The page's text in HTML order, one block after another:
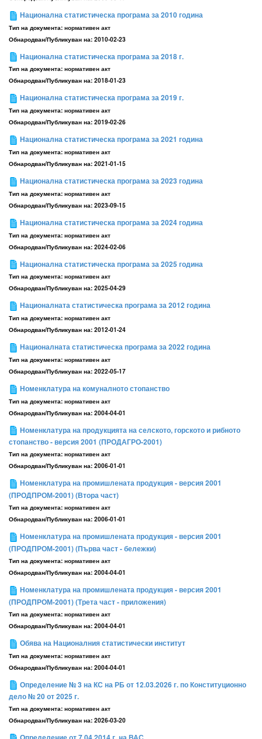
Национална статистическа програма за 2010 година
Тип на документа: нормативен акт
Обнародван/Публикуван на: 2010-02-23
Национална статистическа програма за 2018 г.
Тип на документа: нормативен акт
Обнародван/Публикуван на: 2018-01-23
Национална статистическа програма за 2019 г.
Тип на документа: нормативен акт
Обнародван/Публикуван на: 2019-02-26
Национална статистическа програма за 2021 година
Тип на документа: нормативен акт
Обнародван/Публикуван на: 2021-01-15
Национална статистическа програма за 2023 година
Тип на документа: нормативен акт
Обнародван/Публикуван на: 2023-09-15
Национална статистическа програма за 2024 година
Тип на документа: нормативен акт
Обнародван/Публикуван на: 2024-02-06
Национална статистическа програма за 2025 година
Тип на документа: нормативен акт
Обнародван/Публикуван на: 2025-04-29
Националната статистическа програма за 2012 година
Тип на документа: нормативен акт
Обнародван/Публикуван на: 2012-01-24
Националната статистическа програма за 2022 година
Тип на документа: нормативен акт
Обнародван/Публикуван на: 2022-05-17
Номенклатура на комуналното стопанство
Тип на документа: нормативен акт
Обнародван/Публикуван на: 2004-04-01
Номенклатура на продукцията на селското, горското и рибното
стопанство - версия 2001 (ПРОДАГРО-2001)
Тип на документа: нормативен акт
Обнародван/Публикуван на: 2006-01-01
Номенклатура на промишлената продукция - версия 2001
(ПРОДПРОМ-2001) (Втора част)
Тип на документа: нормативен акт
Обнародван/Публикуван на: 2006-01-01
Номенклатура на промишлената продукция - версия 2001
(ПРОДПРОМ-2001) (Първа част - бележки)
Тип на документа: нормативен акт
Обнародван/Публикуван на: 2004-04-01
Номенклатура на промишлената продукция - версия 2001
(ПРОДПРОМ-2001) (Трета част - приложения)
Тип на документа: нормативен акт
Обнародван/Публикуван на: 2004-04-01
Обява на Националния статистически институт
Тип на документа: нормативен акт
Обнародван/Публикуван на: 2004-04-01
Определение № 3 на КС на РБ от 12.03.2026 г. по Конституционно
дело № 20 от 2025 г.
Тип на документа: нормативен акт
Обнародван/Публикуван на: 2026-03-20